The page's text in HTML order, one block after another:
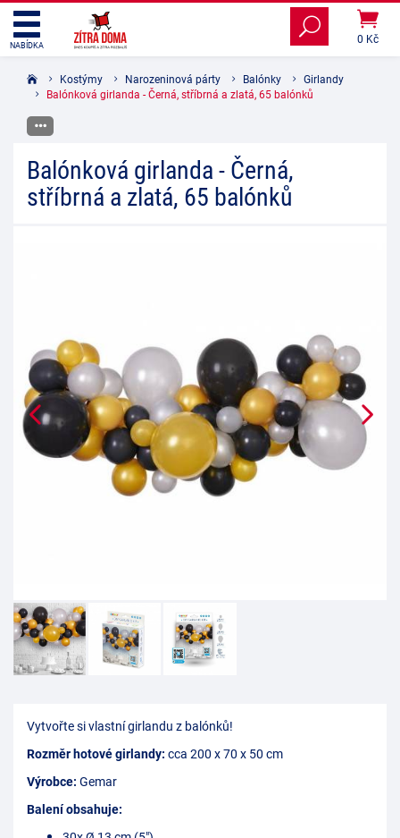
0 Kč
NABÍDKA
Kostýmy Narozeninová párty Balónky
Girlandy
Balónková girlanda - Černá, stříbrná a zlatá, 65 balónků
Balónková girlanda - Černá,
stříbrná a zlatá, 65 balónků
Vytvořte si vlastní girlandu z balónků!
Rozměr hotové girlandy: cca 200 x 70 x 50 cm
Výrobce: Gemar
Balení obsahuje: